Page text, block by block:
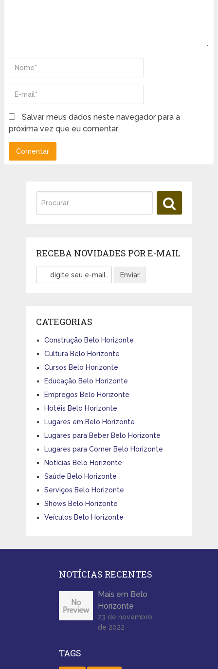
Salvar meus dados neste navegador para a
próxima vez que eu comentar.
RECEBA NOVIDADES POR E-MAIL
CATEGORIAS
Construção Belo Horizonte
Cultura Belo Horizonte
Cursos Belo Horizonte
Educação Belo Horizonte
Empregos Belo Horizonte
Hotéis Belo Horizonte
Lugares em Belo Horizonte
Lugares para Beber Belo Horizonte
Lugares para Comer Belo Horizonte
Notícias Belo Horizonte
Saúde Belo Horizonte
Serviços Belo Horizonte
Shows Belo Horizonte
Veículos Belo Horizonte
NOTÍCIAS RECENTES
Mais em Belo
Horizonte
23 de novembro
de 2022
TAGS